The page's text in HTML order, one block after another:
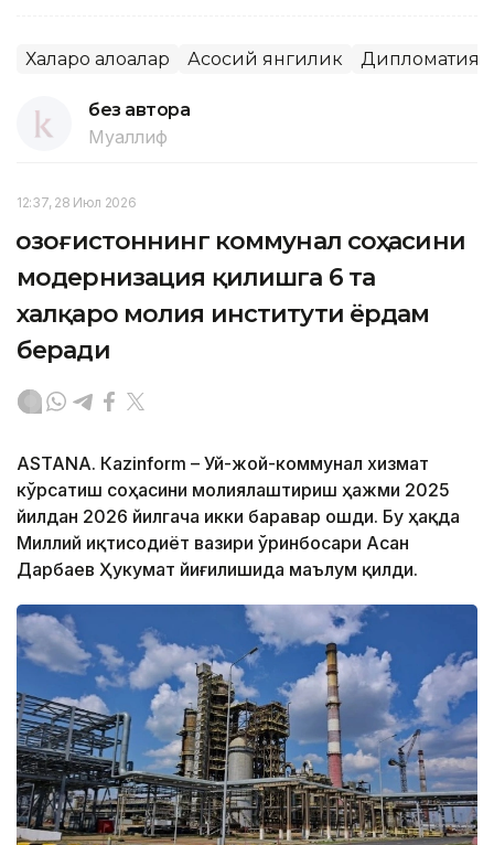
Халқаро алоқалар Асосий янгилик Дипломатия
без автора
Муаллиф
12:37, 28 Июл 2026
Қозоғистоннинг коммунал соҳасини
модернизация қилишга 6 та
халқаро молия институти ёрдам
беради
ASTANА. Кazinform – Уй-жой-коммунал хизмат
кўрсатиш соҳасини молиялаштириш ҳажми 2025
йилдан 2026 йилгача икки баравар ошди. Бу ҳақда
Миллий иқтисодиёт вазири ўринбосари Асан
Дарбаев Ҳукумат йиғилишида маълум қилди.